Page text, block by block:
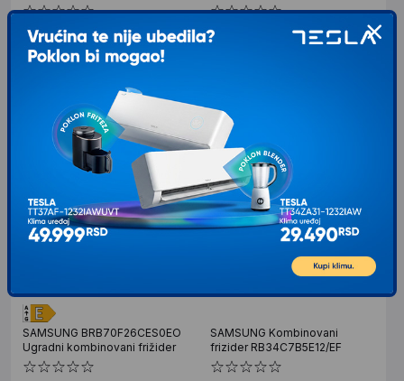
Tip Ugradni kombinovani frižider
Energetska klasa E Zapremina
Ukupan neto kapacitet: 298 l
RSD
VIP cena: 95.185
Tip Side by side frižider Energetska
klasa E Zapremina Ukupan neto
VIP cena: 347.681
RSD
SAMSUNG BRB70F26CES0EO
Ugradni kombinovani frižider
SAMSUNG Kombinovani
frizider RB34C7B5E12/EF